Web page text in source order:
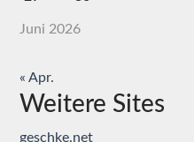
Juni 2026
« Apr.
Weitere Sites
geschke.net